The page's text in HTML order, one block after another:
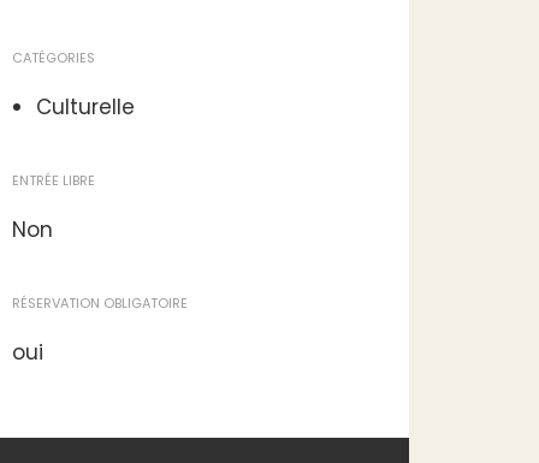
CATÉGORIES
Culturelle
ENTRÉE LIBRE
Non
RÉSERVATION OBLIGATOIRE
oui